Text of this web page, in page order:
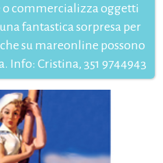
o commercializza oggetti
fantastica sorpresa per
su mareonline possono
Cristina, 351 9744943